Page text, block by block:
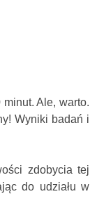
Ale, warto.
Wyniki badań i
zdobycia tej
do udziału w